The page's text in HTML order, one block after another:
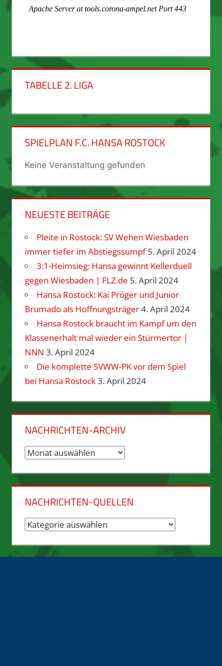
TABELLE 2. LIGA
SPIELPLAN F.C. HANSA ROSTOCK
Keine Veranstaltung gefunden
NEUESTE BEITRÄGE
Pleite in Rostock: SV Wehen Wiesbaden
immer tiefer im Abstiegssumpf 5. April 2024
3:1-Heimsieg: Hansa gewinnt Kellerduell
gegen Wiesbaden | FLZ.de 5. April 2024
Hansa Rostock: Kai Pröger und Junior
Brumado als Hoffnungsträger4. April 2024
Hansa Rostock braucht im Kampf um den
Klassenerhalt mal wieder ein Stürmertor |
NNN 3. April 2024
Die komplette SVWW-PK vor dem Spiel
bei Hansa Rostock3. April 2024
NACHRICHTEN-ARCHIV
Nachrichten-
NACHRICHTEN-QUELLEN
Nachrichten-